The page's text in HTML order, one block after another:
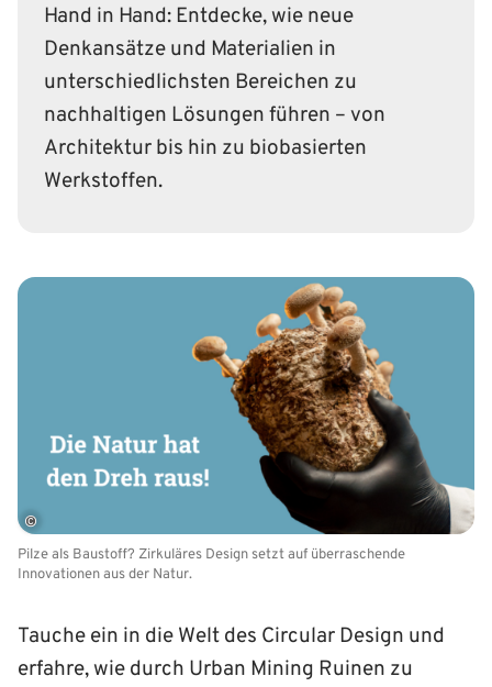
Hand in Hand: Entdecke, wie neue
Denkansätze und Materialien in
unterschiedlichsten Bereichen zu
nachhaltigen Lösungen führen – von
Architektur bis hin zu biobasierten
Werkstoffen.
©
Pilze als Baustoff? Zirkuläres Design setzt auf überraschende
Innovationen aus der Natur.
Tauche ein in die Welt des Circular Design und
erfahre, wie durch Urban Mining Ruinen zu